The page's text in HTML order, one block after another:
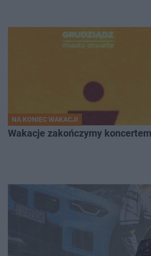
NA KONIEC WAKACJI
Wakacje zakończymy